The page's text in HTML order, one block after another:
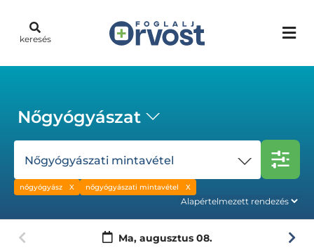
keresés
Nőgyógyászat
Nőgyógyászati mintavétel
nőgyógyász nőgyógyászati mintavétel
Ma, augusztus 08.